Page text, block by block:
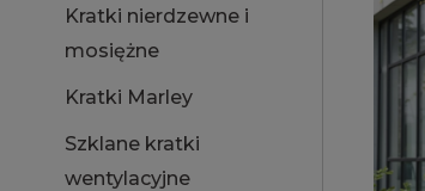
Kratki nierdzewne i
mosiężne
Kratki Marley
Szklane kratki
wentylacyjne